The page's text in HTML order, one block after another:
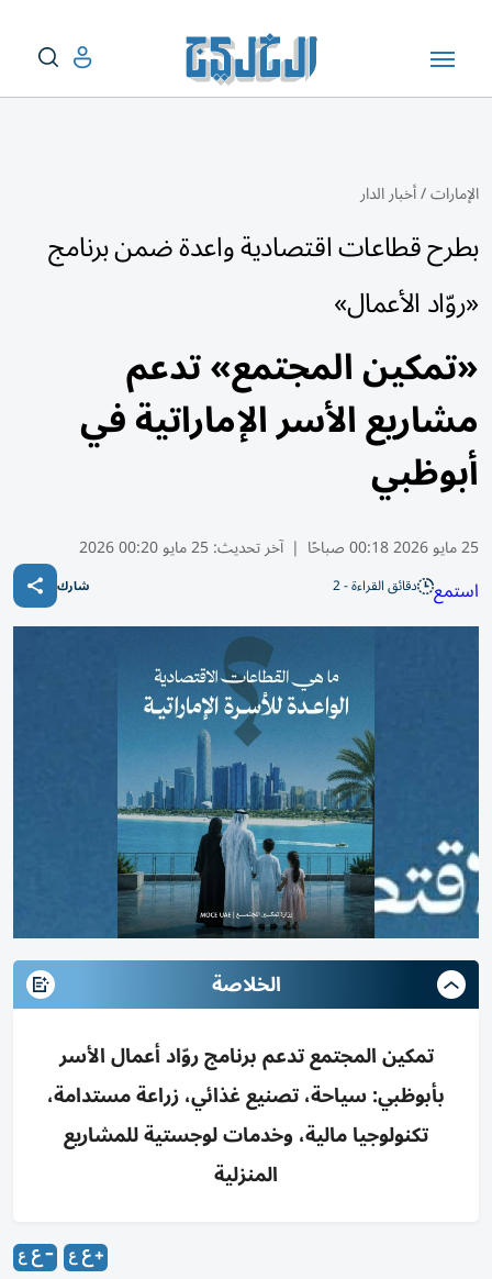
الإمارات/أخبار الدار
بطرح قطاعات اقتصادية واعدة ضمن برنامج
«روّاد الأعمال»
«تمكين المجتمع» تدعم
مشاريع الأسر الإماراتية في
أبوظبي
25 مايو 2026 00:18 صباحًا | آخر تحديث:25 مايو 00:20 2026
استمع دقائق القراءة - 2 شارك
الخلاصة
تمكين المجتمع تدعم برنامج روّاد أعمال الأسر
بأبوظبي: سياحة، تصنيع غذائي، زراعة مستدامة،
تكنولوجيا مالية، وخدمات لوجستية للمشاريع
المنزلية